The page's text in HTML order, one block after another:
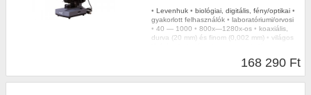
• Levenhuk • biológiai, digitális, fény/optikai •
gyakorlott felhasználók • laboratóriumi/orvosi
• 40 — 1000 • 800x—1280x-os • koaxiális,
durva (20 mm) és finom (0,002 mm) • világos
168 290 Ft